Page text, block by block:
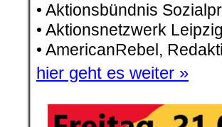
• Aktionsbündnis
• Aktionsnetzwerk
• AmericanRebel,
hier geht es weiter »